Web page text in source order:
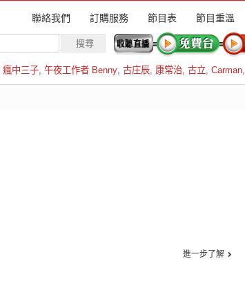
聯絡我們 訂購服務 節目表 節目重溫
瘋中三子, 午夜工作者 Benny, 古庄辰, 康常治, 古立, Carman,
進一步了解